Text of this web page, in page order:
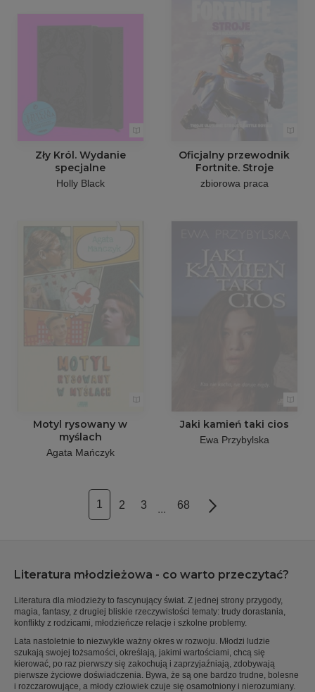
Zły Król. Wydanie
specjalne
Holly Black
Oficjalny przewodnik
Fortnite. Stroje
zbiorowa praca
Motyl rysowany w
myślach
Agata Mańczyk
Jaki kamień taki cios
Ewa Przybylska
1 2 3 ... 68 Next
Literatura młodzieżowa - co warto przeczytać?
Literatura dla młodzieży to fascynujący świat. Z jednej strony przygody,
magia, fantasy, z drugiej bliskie rzeczywistości tematy: trudy dorastania,
konflikty z rodzicami, młodzieńcze relacje i szkolne problemy.
Lata nastoletnie to niezwykle ważny okres w rozwoju. Młodzi ludzie
szukają swojej tożsamości, określają, jakimi wartościami, chcą się
kierować, po raz pierwszy się zakochują i zaprzyjaźniają, zdobywają
pierwsze życiowe doświadczenia. Bywa, że są one bardzo trudne, bolesne
i rozczarowujące, a młody człowiek czuje się osamotniony i nierozumiany.